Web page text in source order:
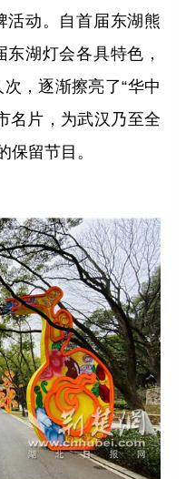
活动。自首届东湖熊
湖灯会各具特色，
，逐渐擦亮了“华中
名片，为武汉乃至全
保留节目。